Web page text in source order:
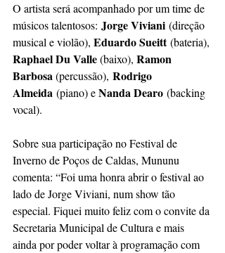
O artista será acompanhado por um time de
músicos talentosos: Jorge Viviani (direção
musical e violão), Eduardo Sueitt (bateria),
Raphael Du Valle (baixo), Ramon
Barbosa (percussão), Rodrigo
Almeida (piano) e Nanda Dearo (backing
vocal).
Sobre sua participação no Festival de
Inverno de Poços de Caldas, Mununu
comenta: “Foi uma honra abrir o festival ao
lado de Jorge Viviani, num show tão
especial. Fiquei muito feliz com o convite da
Secretaria Municipal de Cultura e mais
ainda por poder voltar à programação com